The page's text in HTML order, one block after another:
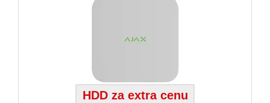
HDD za extra cenu